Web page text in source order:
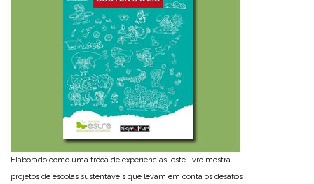
Elaborado como uma troca de experiências, este livro mostra
projetos de escolas sustentáveis que levam em conta os desafios